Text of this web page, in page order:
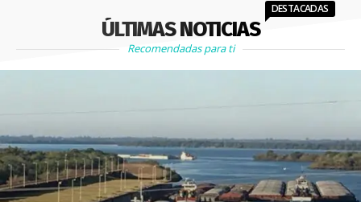
ÚLTIMAS NOTICIAS
DESTACADAS
Recomendadas para ti